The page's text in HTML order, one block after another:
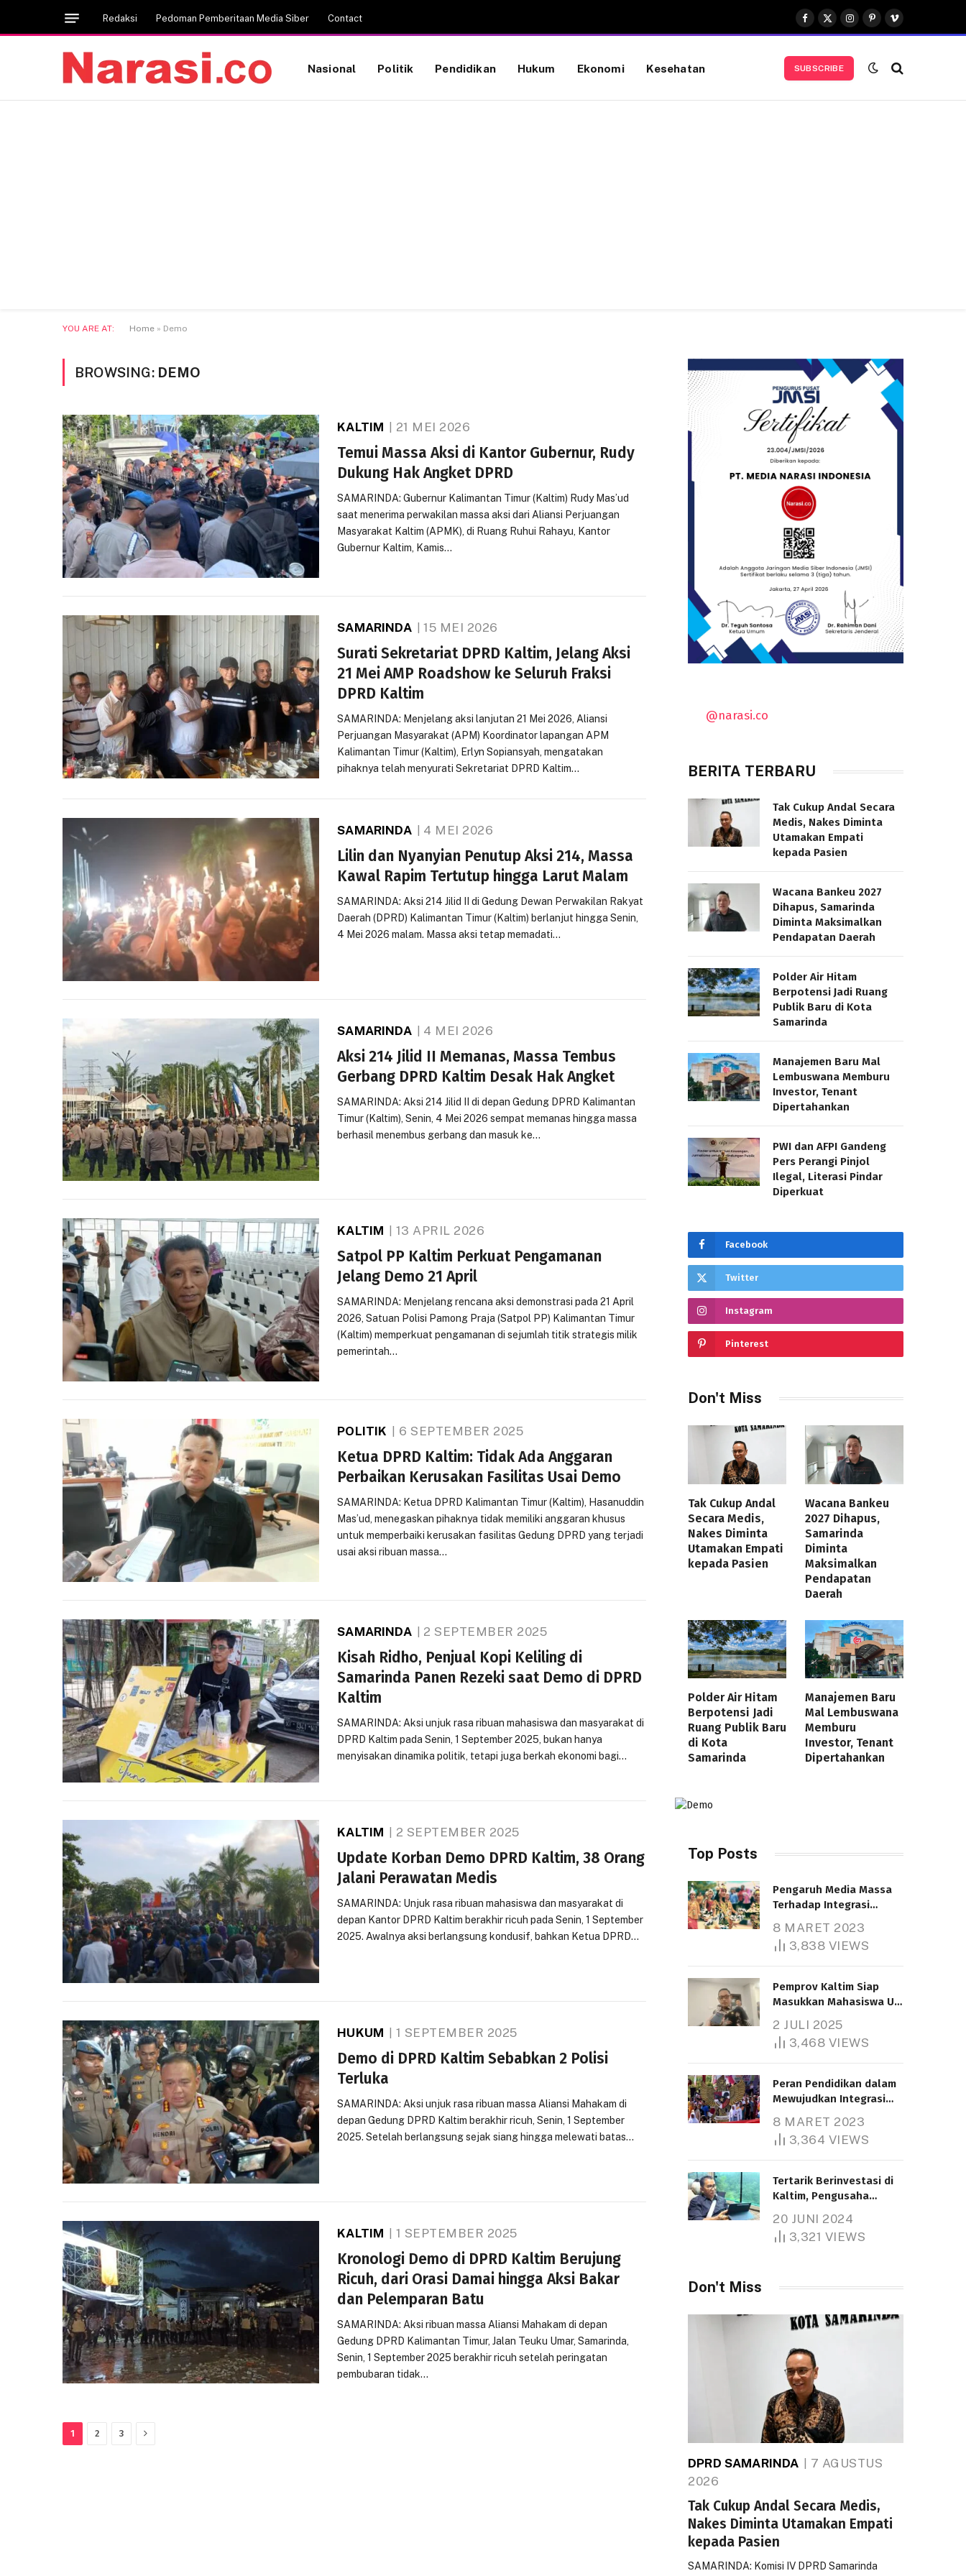
Redaksi Pedoman Pemberitaan Media Siber Contact
Facebook
X
(Twitter)
Instagram
Pinterest
Vimeo
Nasional Politik Pendidikan Hukum Ekonomi Kesehatan SUBSCRIBE
YOU ARE AT: Home » Demo
BROWSING: DEMO
KALTIM 21 MEI 2026
Temui Massa Aksi di Kantor Gubernur, Rudy
Dukung Hak Angket DPRD
SAMARINDA: Gubernur Kalimantan Timur (Kaltim) Rudy Mas’ud
saat menerima perwakilan massa aksi dari Aliansi Perjuangan
Masyarakat Kaltim (APMK), di Ruang Ruhui Rahayu, Kantor
Gubernur Kaltim, Kamis…
SAMARINDA 15 MEI 2026
Surati Sekretariat DPRD Kaltim, Jelang Aksi
21 Mei AMP Roadshow ke Seluruh Fraksi
DPRD Kaltim
SAMARINDA: Menjelang aksi lanjutan 21 Mei 2026, Aliansi
Perjuangan Masyarakat (APM) Koordinator lapangan APM
Kalimantan Timur (Kaltim), Erlyn Sopiansyah, mengatakan
pihaknya telah menyurati Sekretariat DPRD Kaltim…
SAMARINDA 4 MEI 2026
Lilin dan Nyanyian Penutup Aksi 214, Massa
Kawal Rapim Tertutup hingga Larut Malam
SAMARINDA: Aksi 214 Jilid II di Gedung Dewan Perwakilan Rakyat
Daerah (DPRD) Kalimantan Timur (Kaltim) berlanjut hingga Senin,
4 Mei 2026 malam. Massa aksi tetap memadati…
SAMARINDA 4 MEI 2026
Aksi 214 Jilid II Memanas, Massa Tembus
Gerbang DPRD Kaltim Desak Hak Angket
SAMARINDA: Aksi 214 Jilid II di depan Gedung DPRD Kalimantan
Timur (Kaltim), Senin, 4 Mei 2026 sempat memanas hingga massa
berhasil menembus gerbang dan masuk ke…
KALTIM 13 APRIL 2026
Satpol PP Kaltim Perkuat Pengamanan
Jelang Demo 21 April
SAMARINDA: Menjelang rencana aksi demonstrasi pada 21 April
2026, Satuan Polisi Pamong Praja (Satpol PP) Kalimantan Timur
(Kaltim) memperkuat pengamanan di sejumlah titik strategis milik
pemerintah…
POLITIK 6 SEPTEMBER 2025
Ketua DPRD Kaltim: Tidak Ada Anggaran
Perbaikan Kerusakan Fasilitas Usai Demo
SAMARINDA: Ketua DPRD Kalimantan Timur (Kaltim), Hasanuddin
Mas’ud, menegaskan pihaknya tidak memiliki anggaran khusus
untuk memperbaiki kerusakan fasilitas Gedung DPRD yang terjadi
usai aksi ribuan massa…
SAMARINDA 2 SEPTEMBER 2025
Kisah Ridho, Penjual Kopi Keliling di
Samarinda Panen Rezeki saat Demo di DPRD
Kaltim
SAMARINDA: Aksi unjuk rasa ribuan mahasiswa dan masyarakat di
DPRD Kaltim pada Senin, 1 September 2025, bukan hanya
menyisakan dinamika politik, tetapi juga berkah ekonomi bagi…
KALTIM 2 SEPTEMBER 2025
Update Korban Demo DPRD Kaltim, 38 Orang
Jalani Perawatan Medis
SAMARINDA: Unjuk rasa ribuan mahasiswa dan masyarakat di
depan Kantor DPRD Kaltim berakhir ricuh pada Senin, 1 September
2025. Awalnya aksi berlangsung kondusif, bahkan Ketua DPRD…
HUKUM 1 SEPTEMBER 2025
Demo di DPRD Kaltim Sebabkan 2 Polisi
Terluka
SAMARINDA: Aksi unjuk rasa ribuan massa Aliansi Mahakam di
depan Gedung DPRD Kaltim berakhir ricuh, Senin, 1 September
2025. Setelah berlangsung sejak siang hingga melewati batas…
KALTIM 1 SEPTEMBER 2025
Kronologi Demo di DPRD Kaltim Berujung
Ricuh, dari Orasi Damai hingga Aksi Bakar
dan Pelemparan Batu
SAMARINDA: Aksi ribuan massa Aliansi Mahakam di depan
Gedung DPRD Kalimantan Timur, Jalan Teuku Umar, Samarinda,
Senin, 1 September 2025 berakhir ricuh setelah peringatan
pembubaran tidak…
1 2 3 Next
@narasi.co
BERITA TERBARU
Tak Cukup Andal Secara
Medis, Nakes Diminta
Utamakan Empati
kepada Pasien
Wacana Bankeu 2027
Dihapus, Samarinda
Diminta Maksimalkan
Pendapatan Daerah
Polder Air Hitam
Berpotensi Jadi Ruang
Publik Baru di Kota
Samarinda
Manajemen Baru Mal
Lembuswana Memburu
Investor, Tenant
Dipertahankan
PWI dan AFPI Gandeng
Pers Perangi Pinjol
Ilegal, Literasi Pindar
Diperkuat
Facebook
Twitter
Instagram
Pinterest
Don't Miss
Tak Cukup Andal
Secara Medis,
Nakes Diminta
Utamakan Empati
kepada Pasien
Wacana Bankeu
2027 Dihapus,
Samarinda
Diminta
Maksimalkan
Pendapatan
Daerah
Polder Air Hitam
Berpotensi Jadi
Ruang Publik Baru
di Kota
Samarinda
Manajemen Baru
Mal Lembuswana
Memburu
Investor, Tenant
Dipertahankan
Top Posts
Pengaruh Media Massa
Terhadap Integrasi
8 MARET 2023
3,838 VIEWS
Pemprov Kaltim Siap
Masukkan Mahasiswa UT
Bantuan Pendidikan
Gratispol
2 JULI 2025
3,468 VIEWS
Peran Pendidikan dalam
Mewujudkan Integrasi
8 MARET 2023
3,364 VIEWS
Tertarik Berinvestasi di
Kaltim, Pengusaha
1.000 Hektare
20 JUNI 2024
3,321 VIEWS
Don't Miss
DPRD SAMARINDA
7 AGUSTUS
2026
Tak Cukup Andal Secara Medis,
Nakes Diminta Utamakan Empati
kepada Pasien
SAMARINDA: Komisi IV DPRD Samarinda